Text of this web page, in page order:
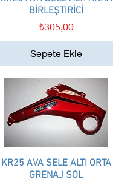
BİRLEŞTİRİCİ
Fiyat
₺305,00
Sepete Ekle
Hızlı Bakış
KR25 AVA SELE ALTI ORTA
GRENAJ SOL